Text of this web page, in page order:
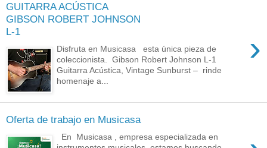
GUITARRA ACÚSTICA
GIBSON ROBERT JOHNSON
L-1
›
Disfruta en Musicasa esta única pieza de
coleccionista. Gibson Robert Johnson L-1
Guitarra Acústica, Vintage Sunburst – rinde
homenaje a...
Oferta de trabajo en Musicasa
En Musicasa , empresa especializada en